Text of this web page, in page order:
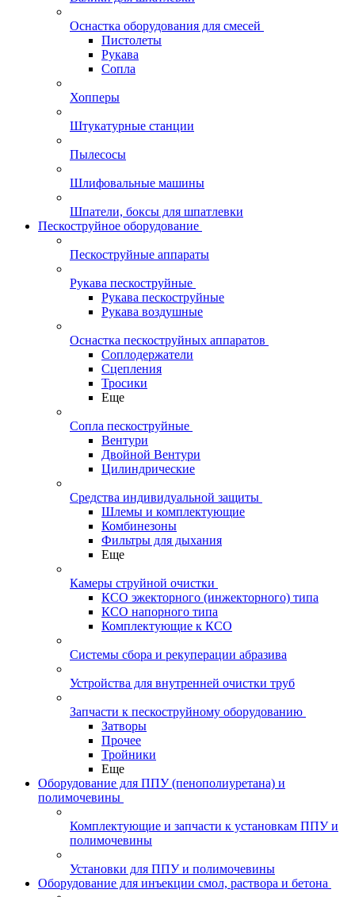
Оснастка оборудования для смесей
Пистолеты
Рукава
Сопла
Хопперы
Штукатурные станции
Пылесосы
Шлифовальные машины
Шпатели, боксы для шпатлевки
Пескоструйное оборудование
Пескоструйные аппараты
Рукава пескоструйные
Рукава пескоструйные
Рукава воздушные
Оснастка пескоструйных аппаратов
Соплодержатели
Сцепления
Тросики
Еще
Сопла пескоструйные
Вентури
Двойной Вентури
Цилиндрические
Средства индивидуальной защиты
Шлемы и комплектующие
Комбинезоны
Фильтры для дыхания
Еще
Камеры струйной очистки
КСО эжекторного (инжекторного) типа
КСО напорного типа
Комплектующие к КСО
Системы сбора и рекуперации абразива
Устройства для внутренней очистки труб
Запчасти к пескоструйному оборудованию
Затворы
Прочее
Тройники
Еще
Оборудование для ППУ (пенополиуретана) и
полимочевины
Комплектующие и запчасти к установкам ППУ и
полимочевины
Установки для ППУ и полимочевины
Оборудование для инъекции смол, раствора и бетона